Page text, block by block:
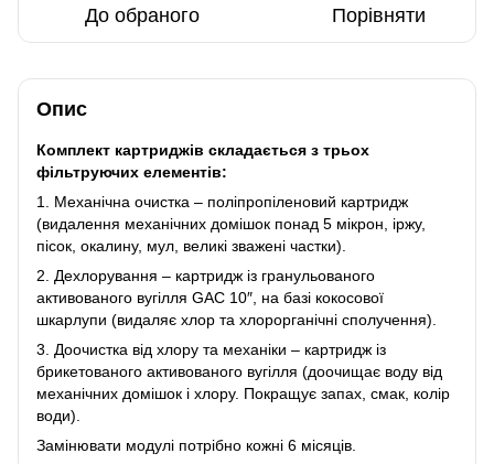
До обраного Порівняти
Опис
Комплект картриджів складається з трьох
фільтруючих елементів:
1. Механічна очистка – поліпропіленовий картридж
(видалення механічних домішок понад 5 мікрон, іржу,
пісок, окалину, мул, великі зважені частки).
2. Дехлорування – картридж із гранульованого
активованого вугілля GAC 10″, на базі кокосової
шкарлупи (видаляє хлор та хлорорганічні сполучення).
3. Доочистка від хлору та механіки – картридж із
брикетованого активованого вугілля (доочищає воду від
механічних домішок і хлору. Покращує запах, смак, колір
води).
Замінювати модулі потрібно кожні 6 місяців.